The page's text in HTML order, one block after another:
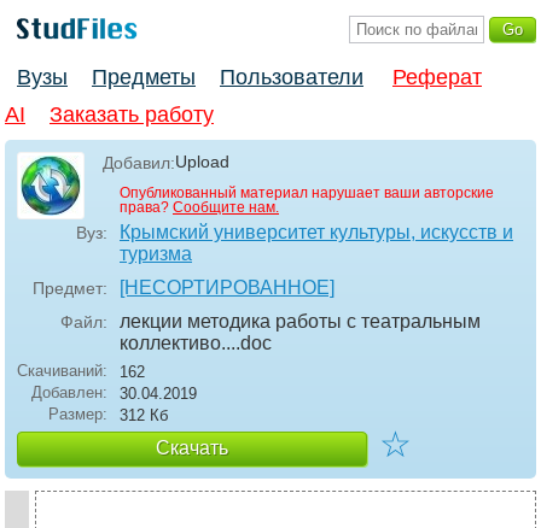
Вузы Предметы Пользователи
Реферат
AI
Заказать работу
Добавил:Upload
Опубликованный материал нарушает ваши авторские
права? Сообщите нам.
Вуз:
Крымский университет культуры, искусств и
туризма
Предмет: [НЕСОРТИРОВАННОЕ]
Файл:
лекции методика работы с театральным
коллективо....doc
Скачиваний:
162
Добавлен:
30.04.2019
Размер:
312 Кб
Скачать ☆